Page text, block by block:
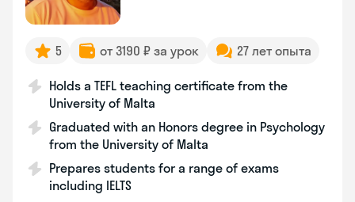
5 от 3190 ₽ за урок 27 лет опыта
Holds a TEFL teaching certificate from the
University of Malta
Graduated with an Honors degree in Psychology
from the University of Malta
Prepares students for a range of exams
including IELTS